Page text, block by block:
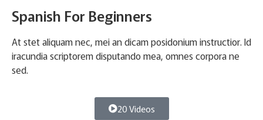
Spanish For Beginners
At stet aliquam nec, mei an dicam posidonium instructior. Id
iracundia scriptorem disputando mea, omnes corpora ne
sed.
20 Videos